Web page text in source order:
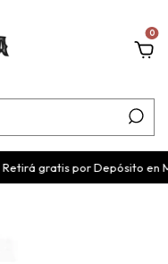
0
Retirá gratis por Depósito en